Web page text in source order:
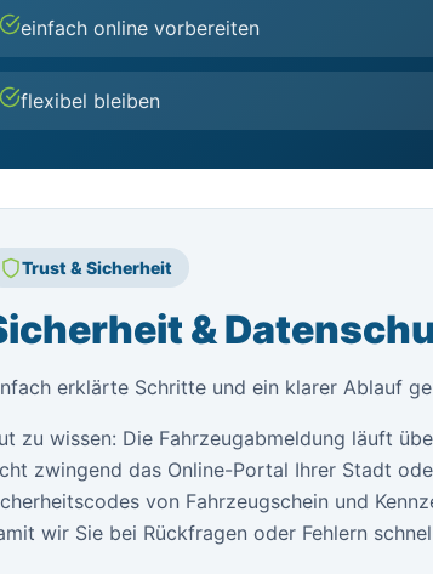
einfach online vorbereiten
flexibel bleiben
Trust & Sicherheit
&
erklärte Schritte und ein klarer Ablauf
zu wissen: Die Fahrzeugabmeldung läuft
zwingend das Online-Portal Ihrer Stadt
von Fahrzeugschein und
wir Sie bei Rückfragen oder Fehlern